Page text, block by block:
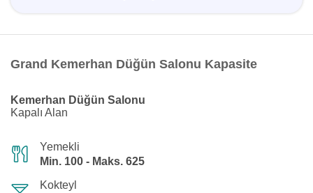
Grand Kemerhan Düğün Salonu Kapasite
Kemerhan Düğün Salonu
Kapalı Alan
Yemekli
Min. 100 - Maks. 625
Kokteyl